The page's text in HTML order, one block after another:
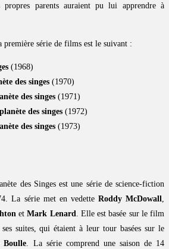
propres parents auraient pu lui apprendre à
première série de films est le suivant :
(1968)
des singes (1970)
des singes (1971)
des singes (1972)
des singes (1973)
des Singes est une série de science-fiction
La série met en vedette Roddy McDowall
etMark Lenard
. Elle est basée sur le film
suites, qui étaient à leur tour basées sur le
Boulle . La série comprend une saison de 14